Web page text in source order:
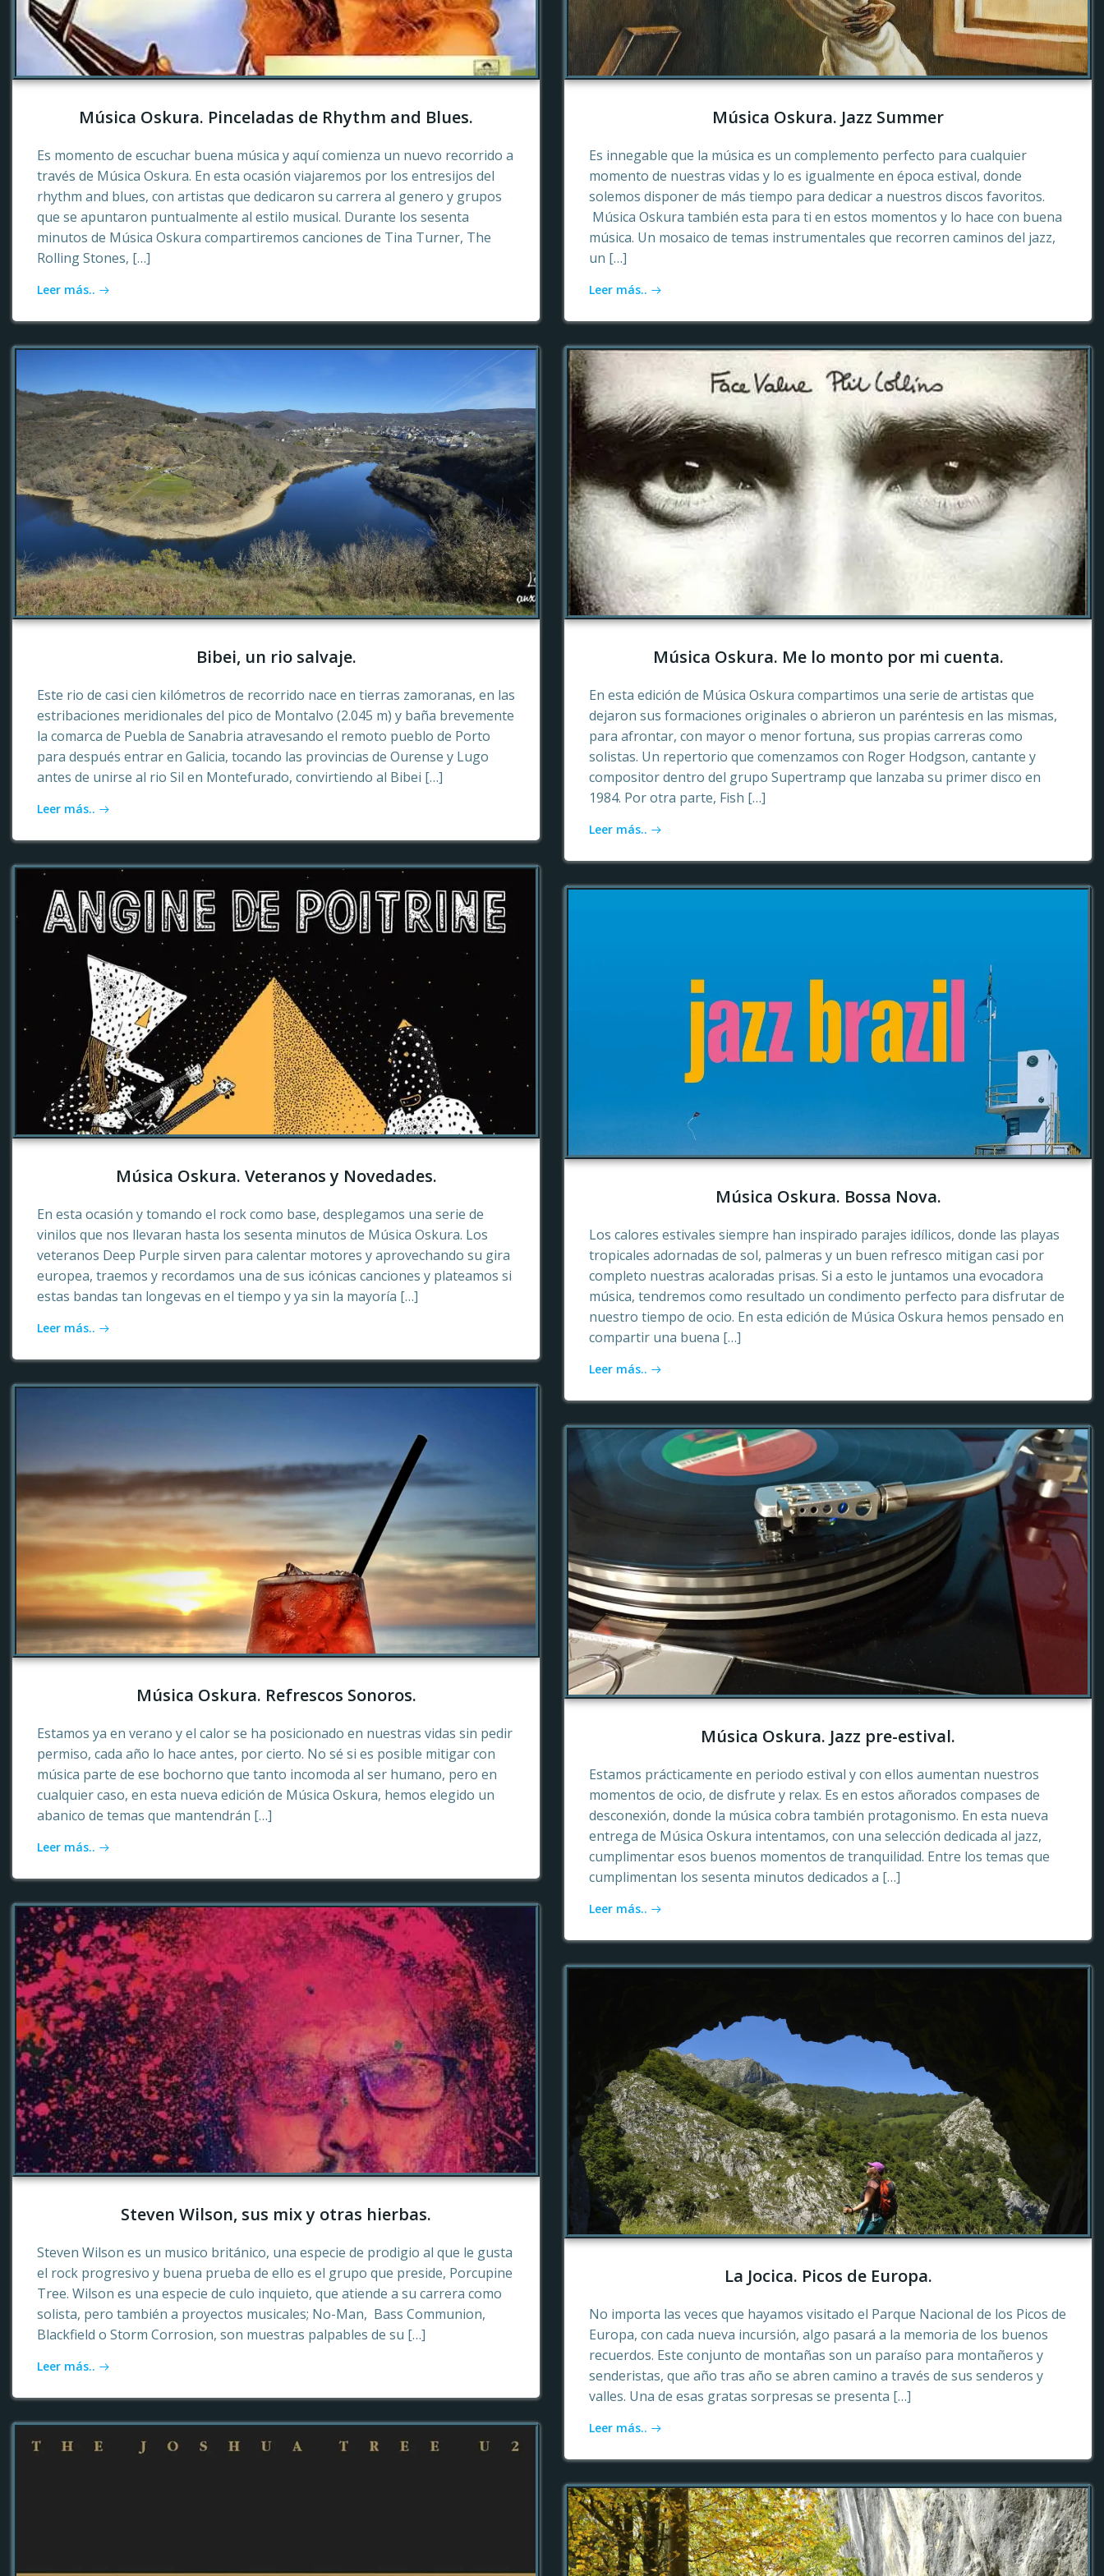
Música Oskura. Pinceladas de Rhythm and Blues.
Es momento de escuchar buena música y aquí comienza un nuevo recorrido a
través de Música Oskura. En esta ocasión viajaremos por los entresijos del
rhythm and blues, con artistas que dedicaron su carrera al genero y grupos
que se apuntaron puntualmente al estilo musical. Durante los sesenta
minutos de Música Oskura compartiremos canciones de Tina Turner, The
Rolling Stones, […]
Leer más..
Música Oskura. Jazz Summer
Es innegable que la música es un complemento perfecto para cualquier
momento de nuestras vidas y lo es igualmente en época estival, donde
solemos disponer de más tiempo para dedicar a nuestros discos favoritos.
Música Oskura también esta para ti en estos momentos y lo hace con buena
música. Un mosaico de temas instrumentales que recorren caminos del jazz,
un […]
Leer más..
Bibei, un rio salvaje.
Este rio de casi cien kilómetros de recorrido nace en tierras zamoranas, en las
estribaciones meridionales del pico de Montalvo (2.045 m) y baña brevemente
la comarca de Puebla de Sanabria atravesando el remoto pueblo de Porto
para después entrar en Galicia, tocando las provincias de Ourense y Lugo
antes de unirse al rio Sil en Montefurado, convirtiendo al Bibei […]
Leer más..
Música Oskura. Me lo monto por mi cuenta.
En esta edición de Música Oskura compartimos una serie de artistas que
dejaron sus formaciones originales o abrieron un paréntesis en las mismas,
para afrontar, con mayor o menor fortuna, sus propias carreras como
solistas. Un repertorio que comenzamos con Roger Hodgson, cantante y
compositor dentro del grupo Supertramp que lanzaba su primer disco en
1984. Por otra parte, Fish […]
Leer más..
Música Oskura. Veteranos y Novedades.
En esta ocasión y tomando el rock como base, desplegamos una serie de
vinilos que nos llevaran hasta los sesenta minutos de Música Oskura. Los
veteranos Deep Purple sirven para calentar motores y aprovechando su gira
europea, traemos y recordamos una de sus icónicas canciones y plateamos si
estas bandas tan longevas en el tiempo y ya sin la mayoría […]
Leer más..
Música Oskura. Bossa Nova.
Los calores estivales siempre han inspirado parajes idílicos, donde las playas
tropicales adornadas de sol, palmeras y un buen refresco mitigan casi por
completo nuestras acaloradas prisas. Si a esto le juntamos una evocadora
música, tendremos como resultado un condimento perfecto para disfrutar de
nuestro tiempo de ocio. En esta edición de Música Oskura hemos pensado en
compartir una buena […]
Leer más..
Música Oskura. Refrescos Sonoros.
Estamos ya en verano y el calor se ha posicionado en nuestras vidas sin pedir
permiso, cada año lo hace antes, por cierto. No sé si es posible mitigar con
música parte de ese bochorno que tanto incomoda al ser humano, pero en
cualquier caso, en esta nueva edición de Música Oskura, hemos elegido un
abanico de temas que mantendrán […]
Leer más..
Música Oskura. Jazz pre-estival.
Estamos prácticamente en periodo estival y con ellos aumentan nuestros
momentos de ocio, de disfrute y relax. Es en estos añorados compases de
desconexión, donde la música cobra también protagonismo. En esta nueva
entrega de Música Oskura intentamos, con una selección dedicada al jazz,
cumplimentar esos buenos momentos de tranquilidad. Entre los temas que
cumplimentan los sesenta minutos dedicados a […]
Leer más..
Steven Wilson, sus mix y otras hierbas.
Steven Wilson es un musico británico, una especie de prodigio al que le gusta
el rock progresivo y buena prueba de ello es el grupo que preside, Porcupine
Tree. Wilson es una especie de culo inquieto, que atiende a su carrera como
solista, pero también a proyectos musicales; No-Man, Bass Communion,
Blackfield o Storm Corrosion, son muestras palpables de su […]
Leer más..
La Jocica. Picos de Europa.
No importa las veces que hayamos visitado el Parque Nacional de los Picos de
Europa, con cada nueva incursión, algo pasará a la memoria de los buenos
recuerdos. Este conjunto de montañas son un paraíso para montañeros y
senderistas, que año tras año se abren camino a través de sus senderos y
valles. Una de esas gratas sorpresas se presenta […]
Leer más..